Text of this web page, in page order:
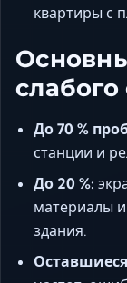
квартиры с
слабого
До 70 %
станции и
До 20 %:
материалы
здания.